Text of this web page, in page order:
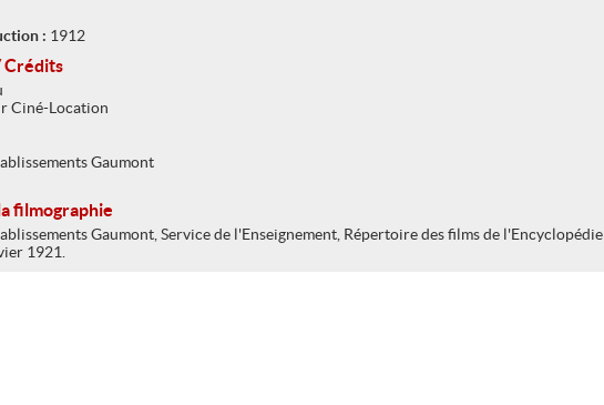
: 1912
Crédits
Ciné-Location
Gaumont
filmographie
Gaumont, Service de l'Enseignement, Répertoire des films de l'Encyclopédie
1921.